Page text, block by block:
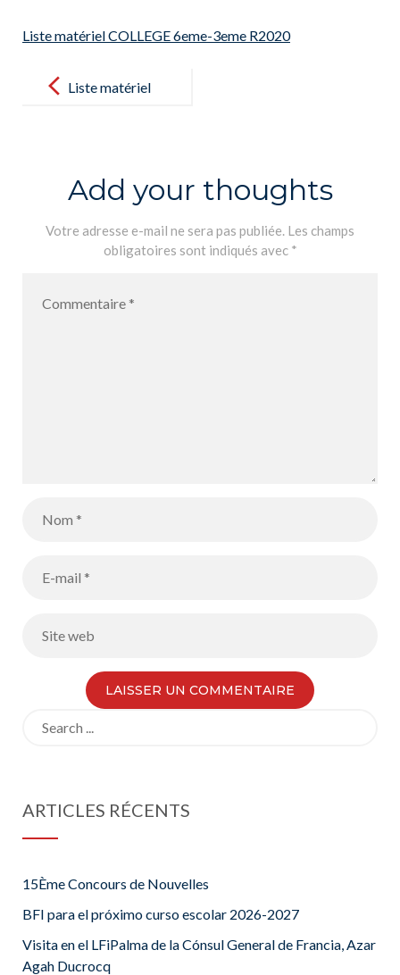
Liste matériel COLLEGE 6eme-3eme R2020
navigationListe matériel
Add your thoughts
Votre adresse e-mail ne sera pas publiée. Les champs
obligatoires sont indiqués avec *
ARTICLES RÉCENTS
15Ème Concours de Nouvelles
BFI para el próximo curso escolar 2026-2027
Visita en el LFiPalma de la Cónsul General de Francia, Azar
Agah Ducrocq